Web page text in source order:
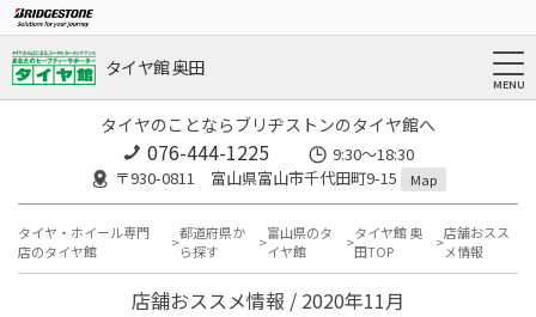
タイヤ館 奥田
タイヤのことならブリヂストンのタイヤ館へ
076-444-1225
9:30～18:30
〒930-0811 富山県富山市千代田町9-15
Map
タイヤ・ホイール専門
店のタイヤ館
都道府県か
ら探す
富山県のタ
イヤ館
タイヤ館 奥
田TOP
店舗おスス
メ情報
店舗おススメ情報 / 2020年11月